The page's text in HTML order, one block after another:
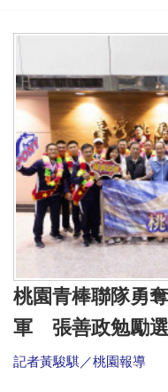
桃園青棒聯隊勇
軍 張善政勉勵
記者黃駿騏／桃園報導